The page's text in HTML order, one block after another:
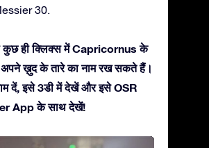
30.
ही क्लिक्स में Capricornus के
अपने ख़ुद के तारे का नाम रख सकते हैं।
दें, इसे 3डी में देखें और इसे OSR
App के साथ देखें!